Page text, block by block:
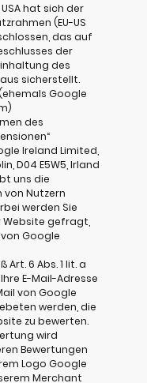
hat sich der
(EU-US
das auf
der
des
sicherstellt.
Google
des
Ireland Limited,
D04 E5W5, Irland
uns die
von Nutzern
werden Sie
Website gefragt,
Google
Art. 6 Abs. 1 lit. a
E-Mail-Adresse
von Google
werden, die
zu bewerten.
wird
Bewertungen
Logo Google
Merchant